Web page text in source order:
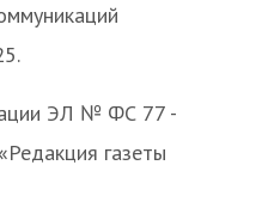
ЭЛ № ФС 77 -
газеты